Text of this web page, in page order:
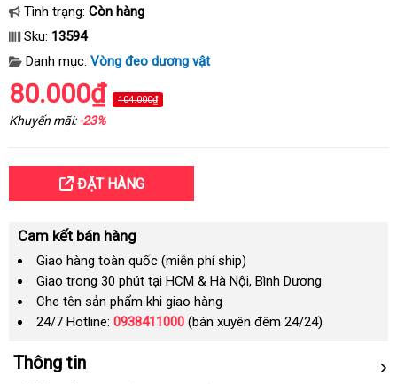
Tình trạng: Còn hàng
Sku: 13594
Danh mục: Vòng đeo dương vật
80.000₫ 104.000₫
Khuyến mãi:-23%
ĐẶT HÀNG
Cam kết bán hàng
Giao hàng toàn quốc (miễn phí ship)
Giao trong 30 phút tại HCM & Hà Nội, Bình Dương
Che tên sản phẩm khi giao hàng
24/7 Hotline: 0938411000 (bán xuyên đêm 24/24)
Thông tin